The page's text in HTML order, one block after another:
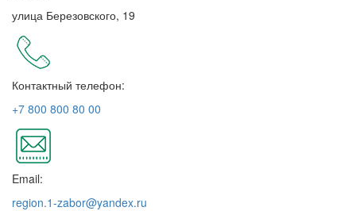
улица Березовского, 19
Контактный телефон:
+7 800 800 80 00
Email:
region.1-zabor@yandex.ru